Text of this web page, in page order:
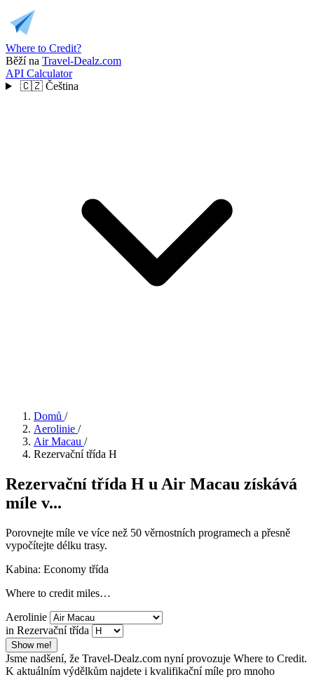
Where to Credit?
Běží na Travel-Dealz.com
API Calculator
🇨🇿 Čeština
Domů /
Aerolinie /
Air Macau /
Rezervační třída H
Rezervační třída H u Air Macau získává
míle v...
Porovnejte míle ve více než 50 věrnostních programech a přesně
vypočítejte délku trasy.
Kabina: Economy třída
Where to credit miles…
Aerolinie
in Rezervační třída
Show me!
Jsme nadšení, že Travel-Dealz.com nyní provozuje Where to Credit.
K aktuálním výdělkům najdete i kvalifikační míle pro mnoho